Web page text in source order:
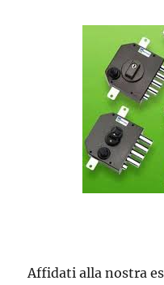
Affidati alla nostra